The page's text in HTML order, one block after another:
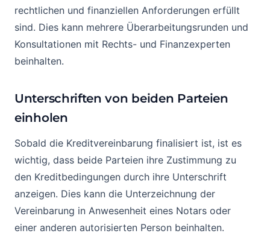
rechtlichen und finanziellen Anforderungen erfüllt
sind. Dies kann mehrere Überarbeitungsrunden und
Konsultationen mit Rechts- und Finanzexperten
beinhalten.
Unterschriften von beiden Parteien
einholen
Sobald die Kreditvereinbarung finalisiert ist, ist es
wichtig, dass beide Parteien ihre Zustimmung zu
den Kreditbedingungen durch ihre Unterschrift
anzeigen. Dies kann die Unterzeichnung der
Vereinbarung in Anwesenheit eines Notars oder
einer anderen autorisierten Person beinhalten.